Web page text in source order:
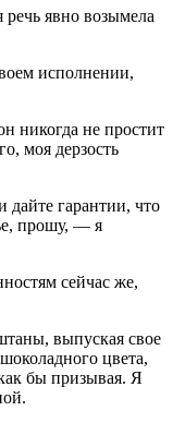
явно возымела
исполнении,
никогда не простит
моя дерзость
дайте гарантии, что
прошу, — я
сейчас же,
выпуская свое
цвета,
бы призывая. Я